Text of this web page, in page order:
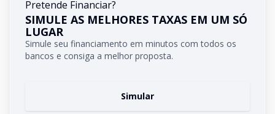
Pretende Financiar?
SIMULE AS MELHORES TAXAS EM UM SÓ
LUGAR
Simule seu financiamento em minutos com todos os
bancos e consiga a melhor proposta.
Simular